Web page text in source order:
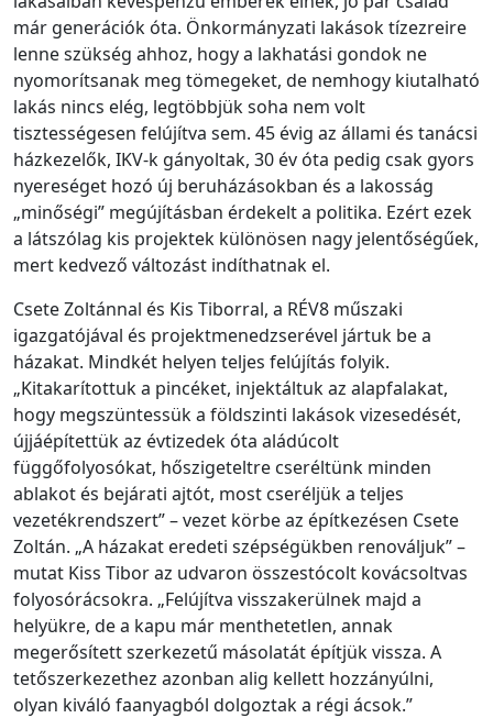
már generációk óta. Önkormányzati lakások tízezreire
lenne szükség ahhoz, hogy a lakhatási gondok ne
nyomorítsanak meg tömegeket, de nemhogy kiutalható
lakás nincs elég, legtöbbjük soha nem volt
tisztességesen felújítva sem. 45 évig az állami és tanácsi
házkezelők, IKV-k gányoltak, 30 év óta pedig csak gyors
nyereséget hozó új beruházásokban és a lakosság
„minőségi” megújításban érdekelt a politika. Ezért ezek
a látszólag kis projektek különösen nagy jelentőségűek,
mert kedvező változást indíthatnak el.
Csete Zoltánnal és Kis Tiborral, a RÉV8 műszaki
igazgatójával és projektmenedzserével jártuk be a
házakat. Mindkét helyen teljes felújítás folyik.
„Kitakarítottuk a pincéket, injektáltuk az alapfalakat,
hogy megszüntessük a földszinti lakások vizesedését,
újjáépítettük az évtizedek óta aládúcolt
függőfolyosókat, hőszigeteltre cseréltünk minden
ablakot és bejárati ajtót, most cseréljük a teljes
vezetékrendszert” – vezet körbe az építkezésen Csete
Zoltán. „A házakat eredeti szépségükben renováljuk” –
mutat Kiss Tibor az udvaron összestócolt kovácsoltvas
folyosórácsokra. „Felújítva visszakerülnek majd a
helyükre, de a kapu már menthetetlen, annak
megerősített szerkezetű másolatát építjük vissza. A
tetőszerkezethez azonban alig kellett hozzányúlni,
olyan kiváló faanyagból dolgoztak a régi ácsok.”